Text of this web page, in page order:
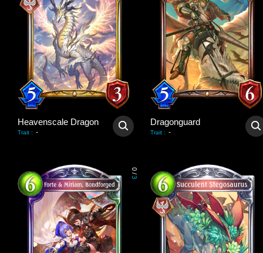
Heavenscale Dragon
Trait : -
Dragonguard
Trait : -
0
/
3